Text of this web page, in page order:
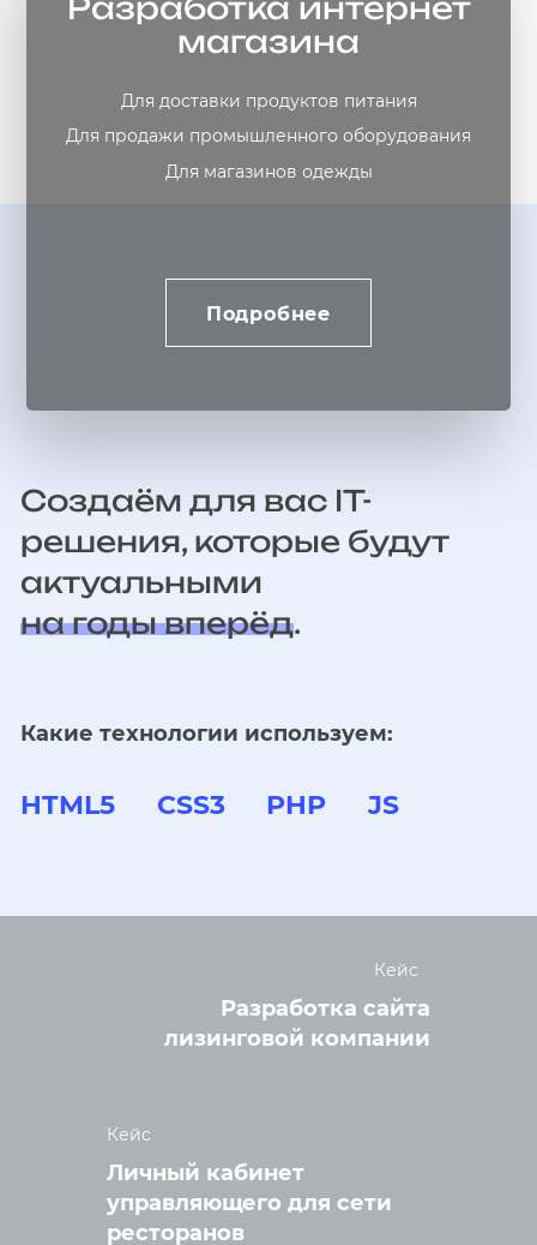
Разработка интернет
магазина
Для доставки продуктов питания
Для продажи промышленного оборудования
Для магазинов одежды
Подробнее
Создаём для вас IT-
решения, которые будут
актуальными
на годы вперёд.
Какие технологии используем:
HTML5 CSS3 PHP JS
Кейс
Разработка сайта
лизинговой компании
Кейс
Личный кабинет
управляющего для сети
ресторанов